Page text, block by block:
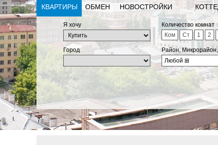
КВАРТИРЫ ОБМЕН НОВОСТРОЙКИ
Я хочу
Количество комнат
Ком
Ст 1 2
Город
Район,
Любой ⊞